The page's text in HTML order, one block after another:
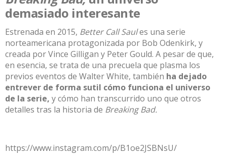
demasiado interesante
Estrenada en 2015, Better Call Saules una serie
norteamericana protagonizada por Bob Odenkirk, y
creada por Vince Gilligan y Peter Gould. A pesar de que,
en esencia, se trata de una precuela que plasma los
previos eventos de Walter White, también ha dejado
entrever de forma sutil cómo funciona el universo
de la serie, y cómo han transcurrido uno que otros
detalles tras la historia de Breaking Bad.
https://www.instagram.com/p/B1oe2JSBNsU/